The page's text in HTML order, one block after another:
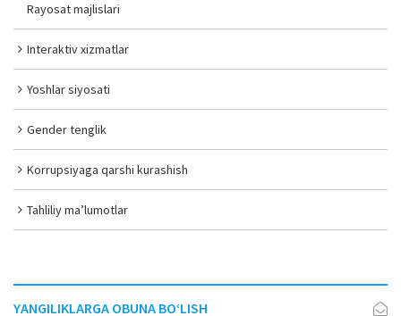
Rayosat majlislari
Interaktiv xizmatlar
Yoshlar siyosati
Gender tenglik
Korrupsiyaga qarshi kurashish
Tahliliy ma’lumotlar
YANGILIKLARGA OBUNA BO‘LISH